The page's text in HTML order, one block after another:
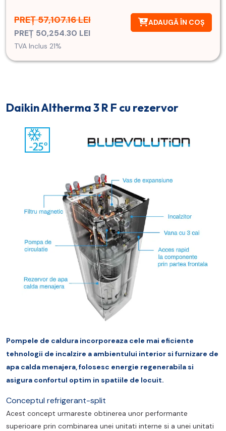
PREȚ 57,107.16 LEI
PREȚ 50,254.30 LEI
TVA Inclus 21%
ADAUGĂ ÎN COȘ
Daikin Altherma 3 R F cu rezervor
Pompele de caldura incorporeaza cele mai eficiente
tehnologii de incalzire a ambientului interior si furnizare de
apa calda menajera, folosesc energie regenerabila si
asigura confortul optim in spatiile de locuit.
Conceptul refrigerant-split
Acest concept urmareste obtinerea unor performante
superioare prin combinarea unei unitati interne si a unei unitati